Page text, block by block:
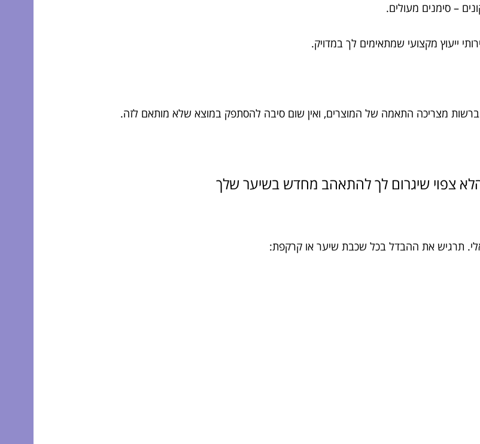
– סימנים מעולים.
ייעוץ מקצועי שמתאימים לך במדויק.
הברשות מצריכה התאמה של המוצרים, ואין שום סיבה להסתפק במוצא שלא מותאם לזה.
צפוי שיגרום לך להתאהב מחדש בשיער שלך
תרגיש את ההבדל בכל שכבת שיער או קרקפת: